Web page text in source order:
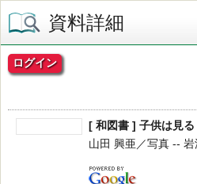
資料詳細
ログイン
[ 和図書 ] 子供は見
山田 興亜／写真 --